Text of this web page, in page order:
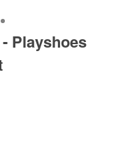
Playshoes